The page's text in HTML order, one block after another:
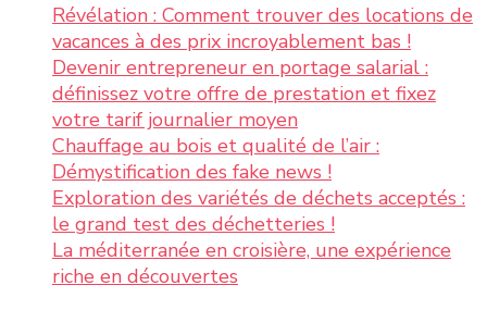
Révélation : Comment trouver des locations de
vacances à des prix incroyablement bas !
Devenir entrepreneur en portage salarial :
définissez votre offre de prestation et fixez
votre tarif journalier moyen
Chauffage au bois et qualité de l’air :
Démystification des fake news !
Exploration des variétés de déchets acceptés :
le grand test des déchetteries !
La méditerranée en croisière, une expérience
riche en découvertes